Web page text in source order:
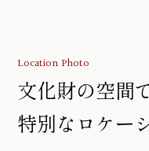
Location Photo
文化財の空間
特別なロケー